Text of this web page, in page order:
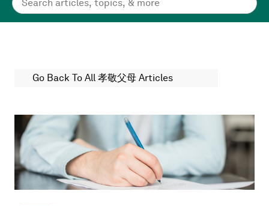
Go Back To All 孝敬父母 Articles